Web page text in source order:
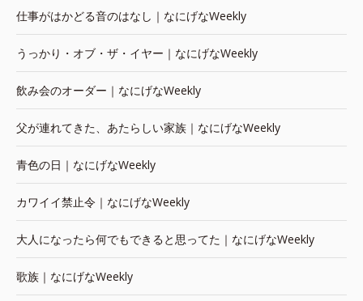
仕事がはかどる音のはなし｜なにげなWeekly
うっかり・オブ・ザ・イヤー｜なにげなWeekly
飲み会のオーダー｜なにげなWeekly
父が連れてきた、あたらしい家族｜なにげなWeekly
青色の日｜なにげなWeekly
カワイイ禁止令｜なにげなWeekly
大人になったら何でもできると思ってた｜なにげなWeekly
歌族｜なにげなWeekly